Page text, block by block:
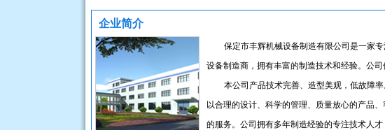
企业简介
保定市丰辉机械设备制造有限公司是一家
设备制造商，拥有丰富的制造技术和经验。公司
本公司产品技术完善、造型美观，低故障
以合理的设计、科学的管理、质量放心的产品
的服务。公司拥有多年制造经验的专注技术人